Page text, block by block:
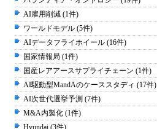
AI雇用削減 (1件)
ワールドモデル (5件)
AIデータフライホイール (16件)
国家情報局 (1件)
国産レアアースサプライチェーン (1件)
AI駆動型MandAのケーススタディ (17件)
AI次世代選挙予測 (7件)
M&A内製化 (1件)
Hyundai (3件)